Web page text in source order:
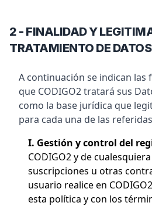
2 - FINALIDAD Y
TRATAMIENTO DE
A continuación se indican las
que CODIGO2 tratará sus
como la base jurídica que
para cada una de las
I. Gestión y control del
CODIGO2 y de
suscripciones u otras
usuario realice en
esta política y con los